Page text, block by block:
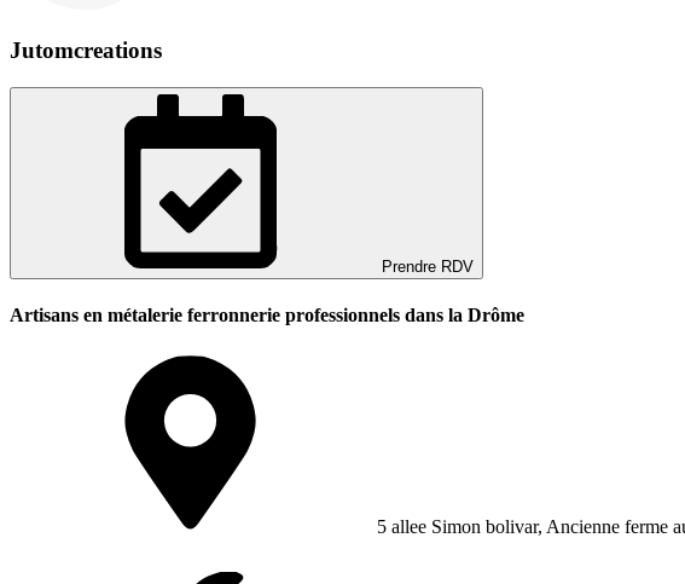
Jutomcreations
Prendre RDV
Artisans en métalerie ferronnerie professionnels dans la Drôme
5 allee Simon bolivar, Ancienne ferme